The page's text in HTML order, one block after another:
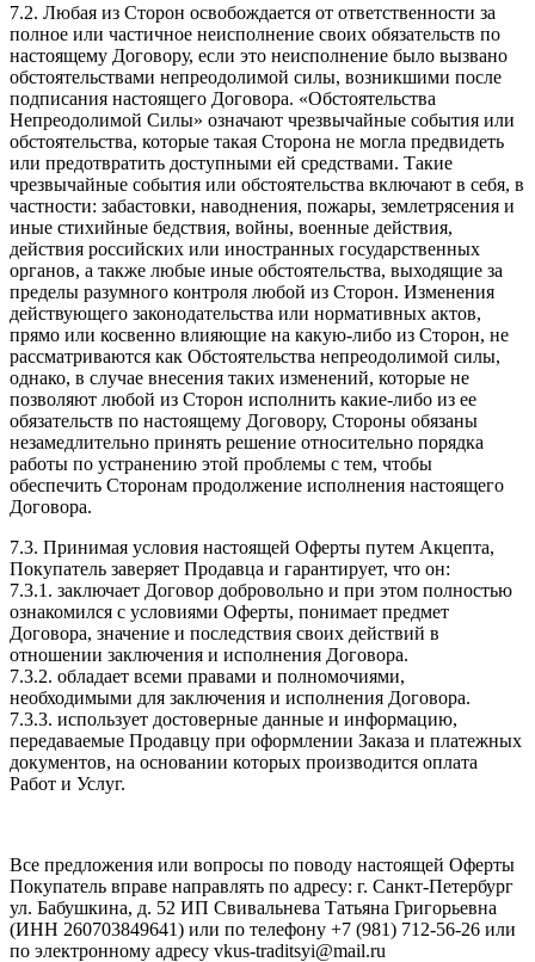
7.2. Любая из Сторон освобождается от ответственности за
полное или частичное неисполнение своих обязательств по
настоящему Договору, если это неисполнение было вызвано
обстоятельствами непреодолимой силы, возникшими после
подписания настоящего Договора. «Обстоятельства
Непреодолимой Силы» означают чрезвычайные события или
обстоятельства, которые такая Сторона не могла предвидеть
или предотвратить доступными ей средствами. Такие
чрезвычайные события или обстоятельства включают в себя, в
частности: забастовки, наводнения, пожары, землетрясения и
иные стихийные бедствия, войны, военные действия,
действия российских или иностранных государственных
органов, а также любые иные обстоятельства, выходящие за
пределы разумного контроля любой из Сторон. Изменения
действующего законодательства или нормативных актов,
прямо или косвенно влияющие на какую-либо из Сторон, не
рассматриваются как Обстоятельства непреодолимой силы,
однако, в случае внесения таких изменений, которые не
позволяют любой из Сторон исполнить какие-либо из ее
обязательств по настоящему Договору, Стороны обязаны
незамедлительно принять решение относительно порядка
работы по устранению этой проблемы с тем, чтобы
обеспечить Сторонам продолжение исполнения настоящего
Договора.
7.3. Принимая условия настоящей Оферты путем Акцепта,
Покупатель заверяет Продавца и гарантирует, что он:
7.3.1. заключает Договор добровольно и при этом полностью
ознакомился с условиями Оферты, понимает предмет
Договора, значение и последствия своих действий в
отношении заключения и исполнения Договора.
7.3.2. обладает всеми правами и полномочиями,
необходимыми для заключения и исполнения Договора.
7.3.3. использует достоверные данные и информацию,
передаваемые Продавцу при оформлении Заказа и платежных
документов, на основании которых производится оплата
Работ и Услуг.
Все предложения или вопросы по поводу настоящей Оферты
Покупатель вправе направлять по адресу: г. Санкт-Петербург
ул. Бабушкина, д. 52 ИП Свивальнева Татьяна Григорьевна
(ИНН 260703849641) или по телефону +7 (981) 712-56-26 или
по электронному адресу vkus-traditsyi@mail.ru